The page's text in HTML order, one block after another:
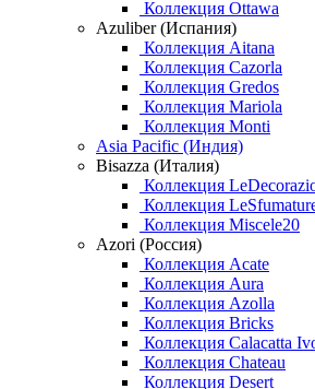
Коллекция Ottawa
Azuliber (Испания)
Коллекция Aitana
Коллекция Cazorla
Коллекция Gredos
Коллекция Mariola
Коллекция Monti
Asia Pacific (Индия)
Bisazza (Италия)
Коллекция
Коллекция
Коллекция Miscele20
Azori (Россия)
Коллекция Acate
Коллекция Aura
Коллекция Azolla
Коллекция Bricks
Коллекция Calacatta
Коллекция Chateau
Коллекция Desert